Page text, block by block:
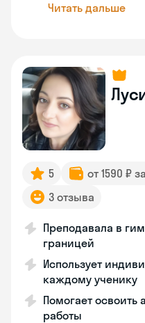
Читать дальше
5 от 1590 ₽
3 отзыва
Преподавала в
границей
Использует
каждому ученику
Помогает освоить
работы